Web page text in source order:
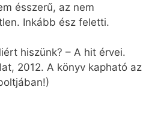
ésszerű, az nem
Inkább ész feletti.
hiszünk? – A hit érvei.
2012. A könyv kapható az